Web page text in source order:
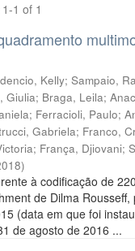
1 of 1
Kelly; Sampaio,
Giulia; Braga, Leila;
; Ferracioli, Paulo;
Gabriela; Franco,
; França, Djiovani;
)
à codificação de
de Dilma
(data em que foi
de agosto de 2016 ...